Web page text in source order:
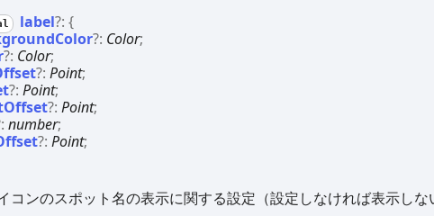
label?:{
?: Color;
?: Color;
?:Point;
?:Point;
?:Point;
number;
?:Point;
コンのスポット名の表示に関する設定（設定しなければ表示しな